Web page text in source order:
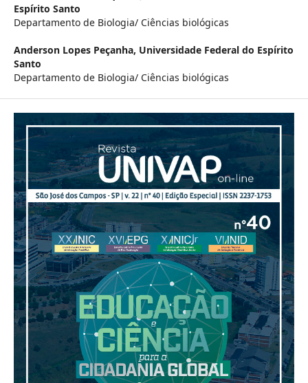
Espírito Santo
Departamento de Biologia/ Ciências biológicas
Anderson Lopes Peçanha, Universidade Federal do Espírito
Santo
Departamento de Biologia/ Ciências biológicas